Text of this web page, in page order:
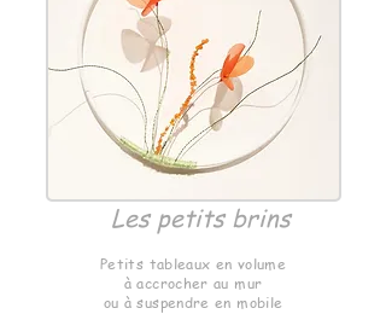
Les petits brins
Petits tableaux en volume
à accrocher au mur
ou à suspendre en mobile